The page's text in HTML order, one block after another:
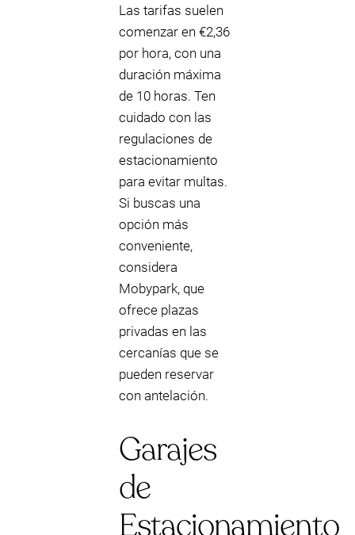
Las tarifas suelen
comenzar en €2,36
por hora, con una
duración máxima
de 10 horas. Ten
cuidado con las
regulaciones de
estacionamiento
para evitar multas.
Si buscas una
opción más
conveniente,
considera
Mobypark, que
ofrece plazas
privadas en las
cercanías que se
pueden reservar
con antelación.
Garajes
de
Estacionamiento